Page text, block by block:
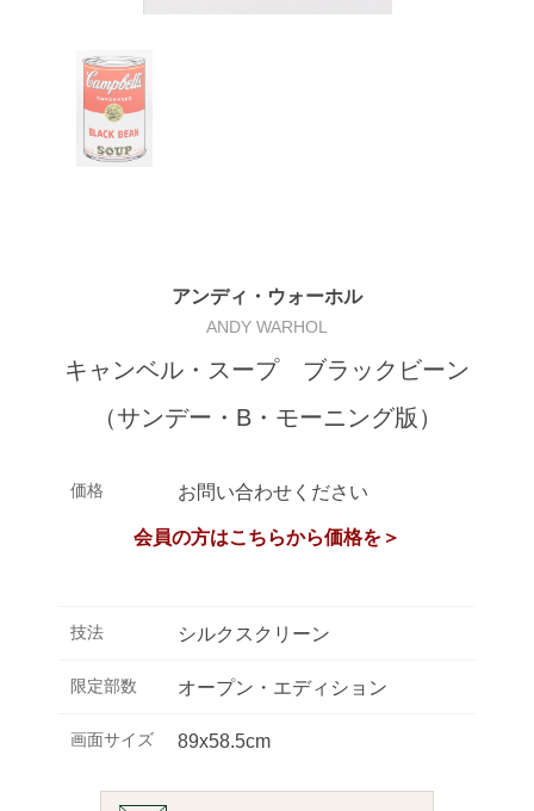
アンディ・ウォーホル
ANDY WARHOL
キャンベル・スープ ブラックビーン
（サンデー・B・モーニング版）
価格 お問い合わせください
会員の方はこちらから価格を＞
技法 シルクスクリーン
限定部数 オープン・エディション
画面サイズ 89x58.5cm